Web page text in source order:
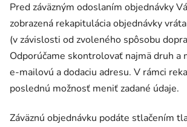
Pred záväzným odoslaním objednávky
zobrazená rekapitulácia objednávky
(v závislosti od zvoleného spôsobu
Odporúčame skontrolovať najmä druh a
e-mailovú a dodaciu adresu. V rámci
poslednú možnosť meniť zadané údaje.
Záväznú objednávku podáte stlačením